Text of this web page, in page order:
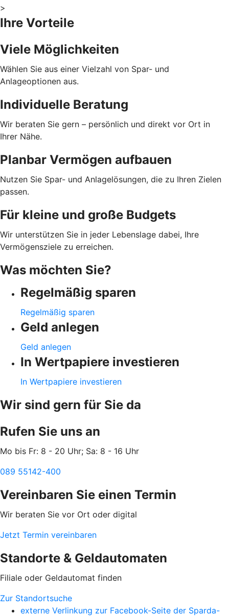
>
Ihre Vorteile
Viele Möglichkeiten
Wählen Sie aus einer Vielzahl von Spar- und
Anlageoptionen aus.
Individuelle Beratung
Wir beraten Sie gern – persönlich und direkt vor Ort in
Ihrer Nähe.
Planbar Vermögen aufbauen
Nutzen Sie Spar- und Anlagelösungen, die zu Ihren Zielen
passen.
Für kleine und große Budgets
Wir unterstützen Sie in jeder Lebenslage dabei, Ihre
Vermögensziele zu erreichen.
Was möchten Sie?
Regelmäßig sparen
Regelmäßig sparen
Geld anlegen
Geld anlegen
In Wertpapiere investieren
In Wertpapiere investieren
Wir sind gern für Sie da
Rufen Sie uns an
Mo bis Fr: 8 - 20 Uhr; Sa: 8 - 16 Uhr
089 55142-400
Vereinbaren Sie einen Termin
Wir beraten Sie vor Ort oder digital
Jetzt Termin vereinbaren
Standorte & Geldautomaten
Filiale oder Geldautomat finden
Zur Standortsuche
externe Verlinkung zur Facebook-Seite der Sparda-